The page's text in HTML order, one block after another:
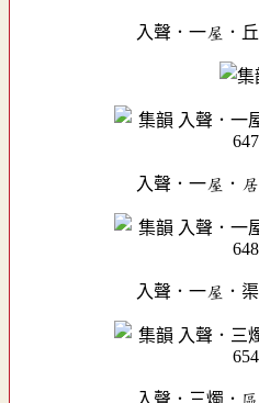
入聲．一屋．
入聲．一屋．
入聲．一屋．